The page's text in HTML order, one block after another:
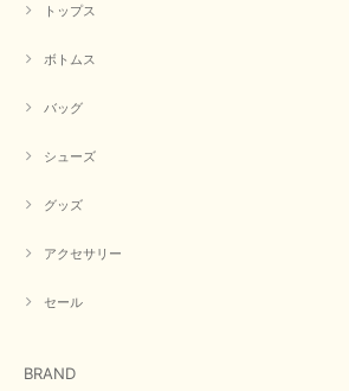
トップス
ボトムス
バッグ
シューズ
グッズ
アクセサリー
セール
BRAND